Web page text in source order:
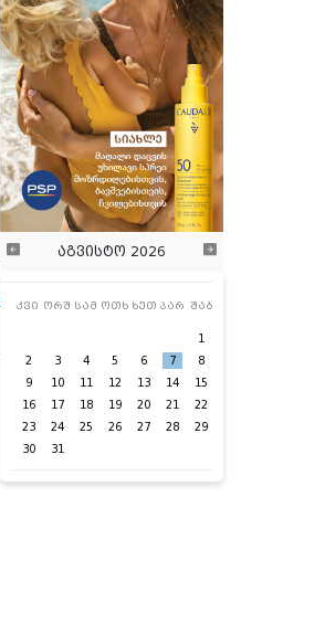
აგვისტო 2026
კვი ორშ სამ ოთხ ხუთ პარ შაბ
1
2
3 4 5 6 7
8
9
10 11 12 13 14
15
16
17 18 19 20 21
22
23
24 25 26 27 28
29
30
31